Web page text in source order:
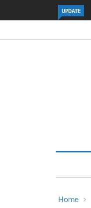
UPDATE
Home